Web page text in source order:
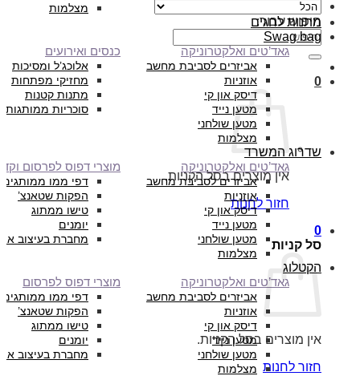
חיפוש עבור:
0
אין מוצרים בסל הקניות.
חזור לחנות
0
סל קניות
אין מוצרים בסל הקניות.
חזור לחנות
מצלמות
מתנות לחגים
Swag bag
גאד’טים ואלקטרוניקה
אביזרים לסביבת מחשב
אוזניות
דיסק און קי
מטען נייד
מטען שולחני
מצלמות
כנסים ואירועים
אלוכג’ל ומסיכות
מחזיקי מפתחות
מתנות קטנות
סוכריות ממותגות
שדרוג המשרד
גאד’טים ואלקטרוניקה
אביזרים לסביבת מחשב
אוזניות
דיסק און קי
מטען נייד
מטען שולחני
מצלמות
מוצרי דפוס לפרסום
דפי ממו ממותגים
הפקות שטאנצ’
טישו ממתוג
יומנים
מחברת בעיצוב
הקטלוג
גאד’טים ואלקטרוניקה
אביזרים לסביבת מחשב
אוזניות
דיסק און קי
מטען נייד
מטען שולחני
מצלמות
מוצרי דפוס לפרסום
דפי ממו ממותגים
הפקות שטאנצ’
טישו ממתוג
יומנים
מחברת בעיצוב